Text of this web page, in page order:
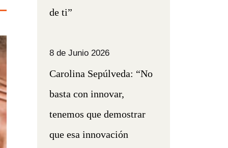
de ti”
8 de Junio 2026
Carolina Sepúlveda: “No
basta con innovar,
tenemos que demostrar
que esa innovación